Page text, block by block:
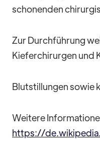
schonenden
Zur Durchführung
Kieferchirurgen und
Blutstillungen sowie
Weitere
https://